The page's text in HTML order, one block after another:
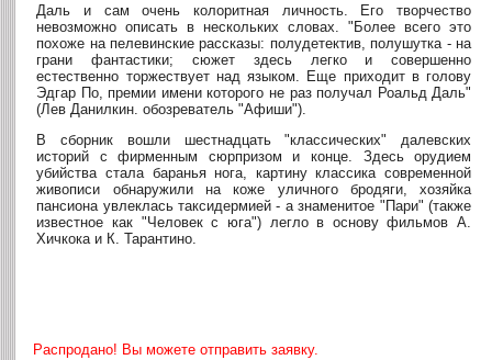
Даль и сам очень колоритная личность. Его творчество
невозможно описать в нескольких словах. "Более всего это
похоже на пелевинские рассказы: полудетектив, полушутка - на
грани фантастики; сюжет здесь легко и совершенно
естественно торжествует над языком. Еще приходит в голову
Эдгар По, премии имени которого не раз получал Роальд Даль"
(Лев Данилкин. обозреватель "Афиши").
В сборник вошли шестнадцать "классических" далевских
историй с фирменным сюрпризом и конце. Здесь орудием
убийства стала баранья нога, картину классика современной
живописи обнаружили на коже уличного бродяги, хозяйка
пансиона увлеклась таксидермией - а знаменитое "Пари" (также
известное как "Человек с юга") легло в основу фильмов А.
Хичкока и К. Тарантино.
Распродано! Вы можете отправить заявку.